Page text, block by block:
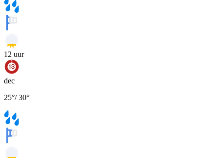
12 uur
dec
25°/30°